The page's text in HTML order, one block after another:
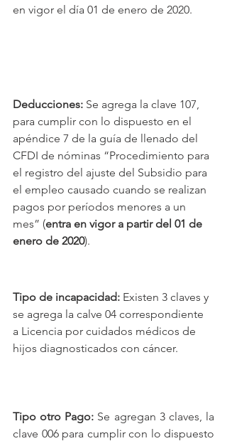
en vigor el día 01 de enero de 2020.
Deducciones: Se agrega la clave 107,
para cumplir con lo dispuesto en el
apéndice 7 de la guía de llenado del
CFDI de nóminas “Procedimiento para
el registro del ajuste del Subsidio para
el empleo causado cuando se realizan
pagos por períodos menores a un
mes” (entra en vigor a partir del 01 de
enero de 2020).
Tipo de incapacidad: Existen 3 claves y
se agrega la calve 04 correspondiente
a Licencia por cuidados médicos de
hijos diagnosticados con cáncer.
Tipo otro Pago: Se agregan 3 claves, la
clave 006 para cumplir con lo dispuesto